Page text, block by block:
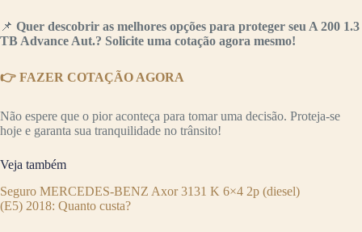
📌 Quer descobrir as melhores opções para proteger seu A 200 1.3
TB Advance Aut.? Solicite uma cotação agora mesmo!
👉 FAZER COTAÇÃO AGORA
Não espere que o pior aconteça para tomar uma decisão. Proteja-se
hoje e garanta sua tranquilidade no trânsito!
Veja também
Seguro MERCEDES-BENZ Axor 3131 K 6×4 2p (diesel)
(E5) 2018: Quanto custa?